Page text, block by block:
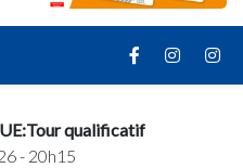
qualificatif
- 20h15